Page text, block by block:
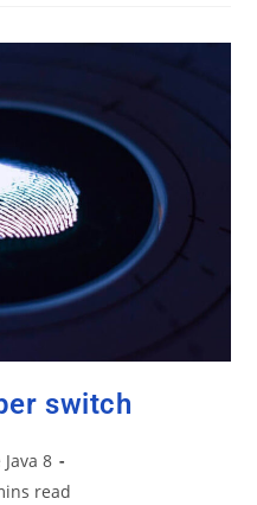
switch
8
read